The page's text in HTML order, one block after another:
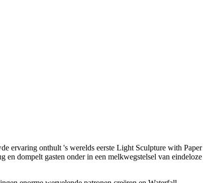
ervaring onthult 's werelds eerste Light Sculpture with Paper
dompelt gasten onder in een melkwegstelsel van eindeloze